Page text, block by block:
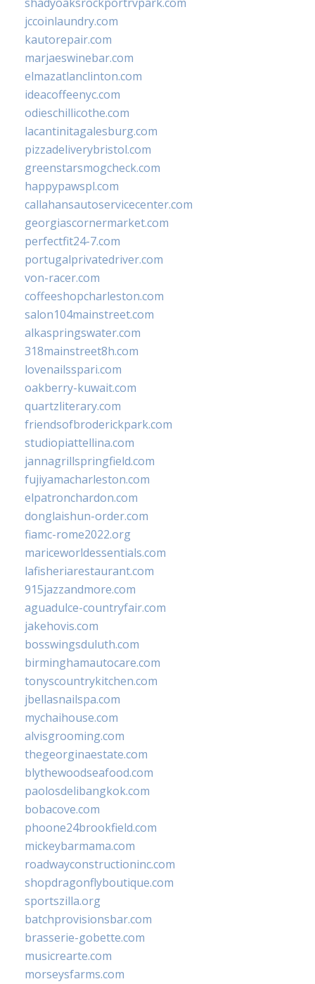
jccoinlaundry.com
kautorepair.com
marjaeswinebar.com
elmazatlanclinton.com
ideacoffeenyc.com
odieschillicothe.com
lacantinitagalesburg.com
pizzadeliverybristol.com
greenstarsmogcheck.com
happypawspl.com
callahansautoservicecenter.com
georgiascornermarket.com
perfectfit24-7.com
portugalprivatedriver.com
von-racer.com
coffeeshopcharleston.com
salon104mainstreet.com
alkaspringswater.com
318mainstreet8h.com
lovenailsspari.com
oakberry-kuwait.com
quartzliterary.com
friendsofbroderickpark.com
studiopiattellina.com
jannagrillspringfield.com
fujiyamacharleston.com
elpatronchardon.com
donglaishun-order.com
fiamc-rome2022.org
mariceworldessentials.com
lafisheriarestaurant.com
915jazzandmore.com
aguadulce-countryfair.com
jakehovis.com
bosswingsduluth.com
birminghamautocare.com
tonyscountrykitchen.com
jbellasnailspa.com
mychaihouse.com
alvisgrooming.com
thegeorginaestate.com
blythewoodseafood.com
paolosdelibangkok.com
bobacove.com
phoone24brookfield.com
mickeybarmama.com
roadwayconstructioninc.com
shopdragonflyboutique.com
sportszilla.org
batchprovisionsbar.com
brasserie-gobette.com
musicrearte.com
morseysfarms.com